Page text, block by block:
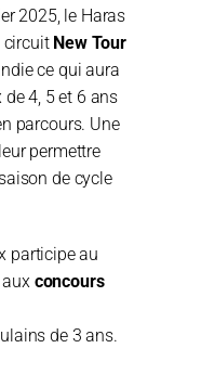
2025, le Haras
circuit New Tour
ce qui aura
4, 5 et 6 ans
parcours. Une
permettre
de cycle
participe au
concours
de 3 ans.